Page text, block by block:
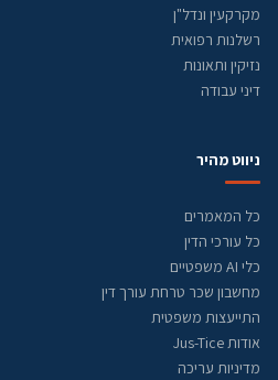
מקרקעין ונדל"ן
רשלנות רפואית
נזיקין ותאונות
דיני עבודה
ניווט מהיר
כל המאמרים
כל עורכי הדין
כלי AI משפטיים
מחשבון שכר טרחת עורך דין
התייעצות משפטית
אודות Jus-Tice
מדיניות עריכה